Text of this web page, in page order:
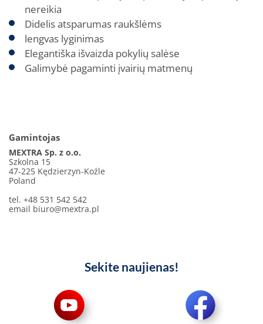
nereikia
Didelis atsparumas raukšlėms
lengvas lyginimas
Elegantiška išvaizda pokylių salėse
Galimybė pagaminti įvairių matmenų
Gamintojas
MEXTRA Sp. z o.o.
Szkolna 15
47-225 Kędzierzyn-Koźle
Poland
tel. +48 531 542 542
email biuro@mextra.pl
Sekite naujienas!